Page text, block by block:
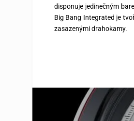
disponuje jedinečným
Big Bang Integrated je
zasazenými drahokamy.